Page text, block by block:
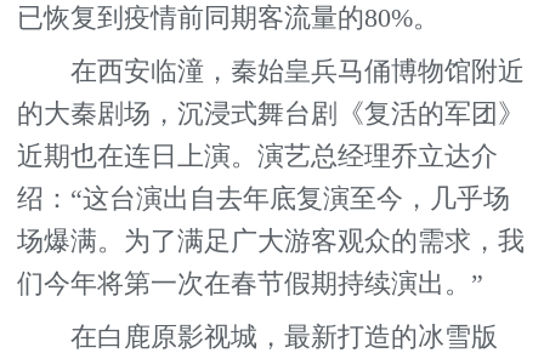
已恢复到疫情前同期客流量的80%。
在西安临潼，秦始皇兵马俑博物馆附近
的大秦剧场，沉浸式舞台剧《复活的军团》
近期也在连日上演。演艺总经理乔立达介
绍：“这台演出自去年底复演至今，几乎场
场爆满。为了满足广大游客观众的需求，我
们今年将第一次在春节假期持续演出。”
在白鹿原影视城，最新打造的冰雪版